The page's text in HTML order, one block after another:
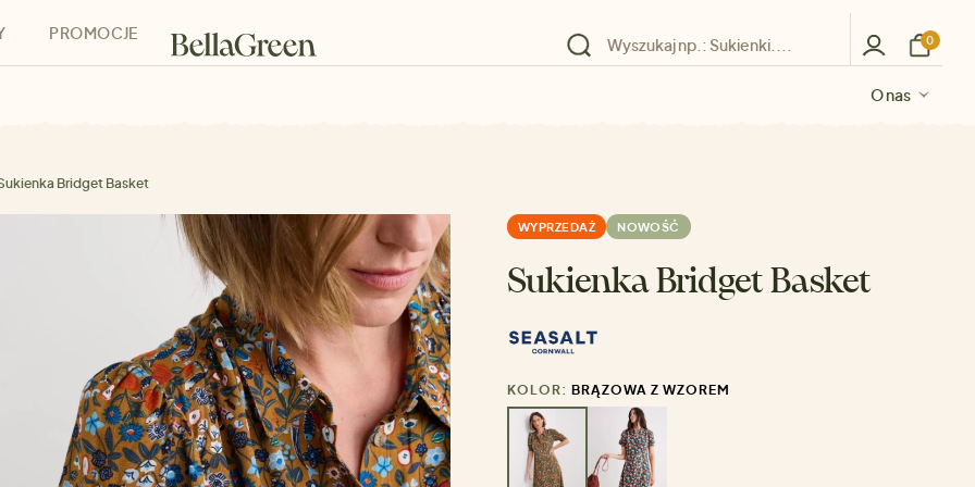
O nas
O nas
O nas
PROMOCJE
O nas
0
Bridget Basket
WYPRZEDAŻ NOWOŚĆ
Sukienka Bridget Basket
KOLOR: BRĄZOWA Z WZOREM